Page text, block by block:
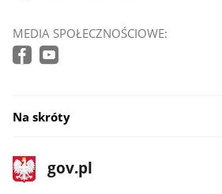
MEDIA SPOŁECZNOŚCIOWE:
Na skróty
stopka
gov.pl
Strona
gov.pl